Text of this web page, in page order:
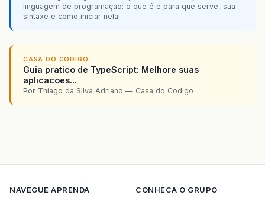
linguagem de programação: o que é e para que serve, sua
sintaxe e como iniciar nela!
CASA DO CODIGO
Guia pratico de TypeScript: Melhore suas
aplicacoes...
Por Thiago da Silva Adriano — Casa do Codigo
NAVEGUE APRENDA
CONHECA O GRUPO